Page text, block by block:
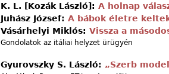
K. L. [Kozák László]: A holnap
Juhász József: A bábok életre
Vásárhelyi Miklós: Vissza a
Gondolatok az itáliai helyzet ürügyén
Gyurovszky S. László: „Szerb